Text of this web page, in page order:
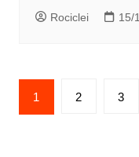
Rociclei 15/
Paginação
de
1 2 3